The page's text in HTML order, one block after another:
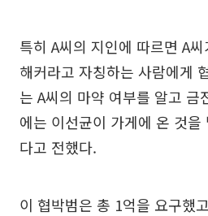
특히 A씨의 지인에 따르면 A
해커라고 자칭하는 사람에게
는 A씨의 마약 여부를 알고 금
에는 이선균이 가게에 온 것을
다고 전했다.
이 협박범은 총 1억을 요구했